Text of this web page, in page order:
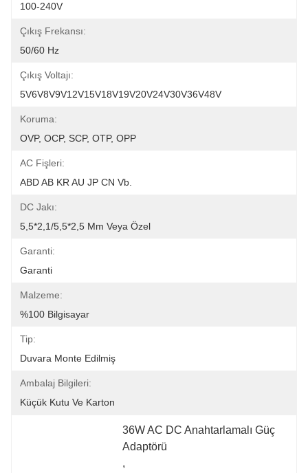
100-240V
Çıkış Frekansı:
50/60 Hz
Çıkış Voltajı:
5V6V8V9V12V15V18V19V20V24V30V36V48V
Koruma:
OVP, OCP, SCP, OTP, OPP
AC Fişleri:
ABD AB KR AU JP CN Vb.
DC Jakı:
5,5*2,1/5,5*2,5 Mm Veya Özel
Garanti:
Garanti
Malzeme:
%100 Bilgisayar
Tip:
Duvara Monte Edilmiş
Ambalaj Bilgileri:
Küçük Kutu Ve Karton
36W AC DC Anahtarlamalı Güç
Adaptörü
,